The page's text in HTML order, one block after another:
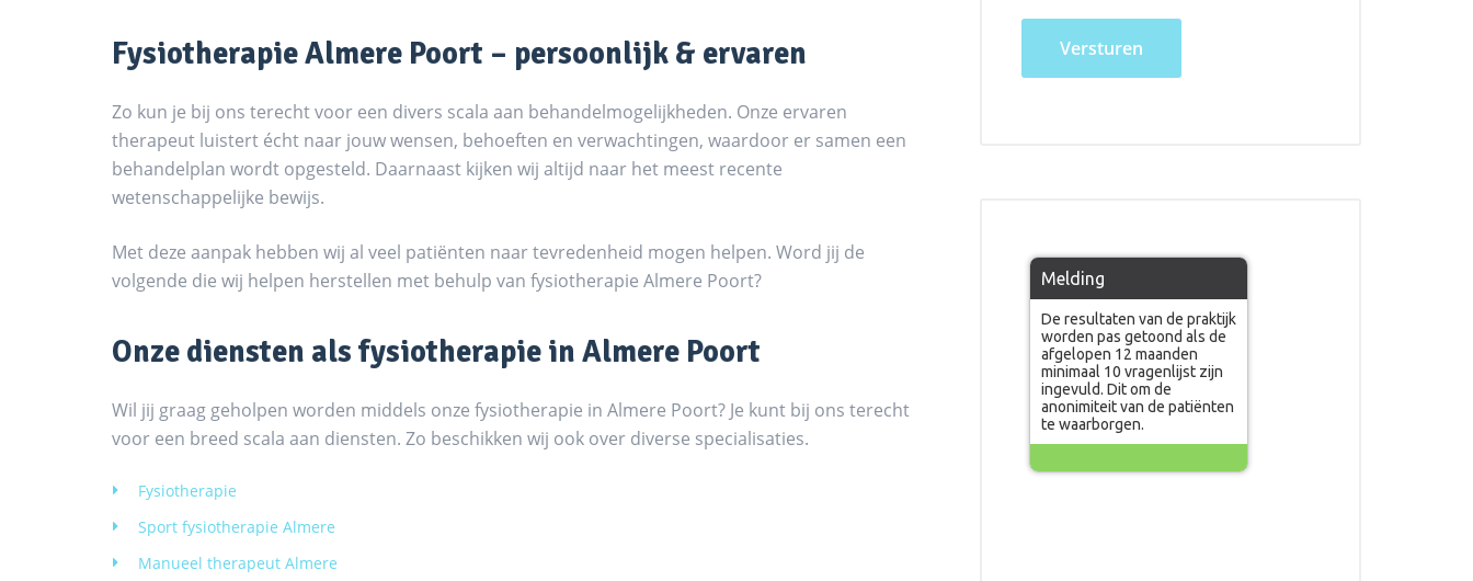
Fysiotherapie Almere Poort – persoonlijk & ervaren
Zo kun je bij ons terecht voor een divers scala aan behandelmogelijkheden. Onze ervaren
therapeut luistert écht naar jouw wensen, behoeften en verwachtingen, waardoor er samen een
behandelplan wordt opgesteld. Daarnaast kijken wij altijd naar het meest recente
wetenschappelijke bewijs.
Met deze aanpak hebben wij al veel patiënten naar tevredenheid mogen helpen. Word jij de
volgende die wij helpen herstellen met behulp van fysiotherapie Almere Poort?
Onze diensten als fysiotherapie in Almere Poort
Wil jij graag geholpen worden middels onze fysiotherapie in Almere Poort? Je kunt bij ons terecht
voor een breed scala aan diensten. Zo beschikken wij ook over diverse specialisaties.
Fysiotherapie
Sport fysiotherapie Almere
Manueel therapeut Almere